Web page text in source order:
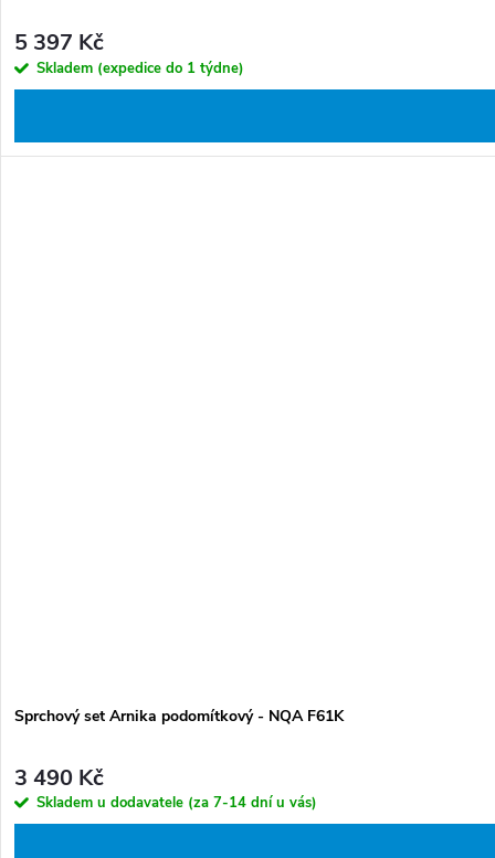
5 397 Kč
Skladem (expedice do 1 týdne)
Sprchový set Arnika podomítkový - NQA F61K
3 490 Kč
Skladem u dodavatele (za 7-14 dní u vás)